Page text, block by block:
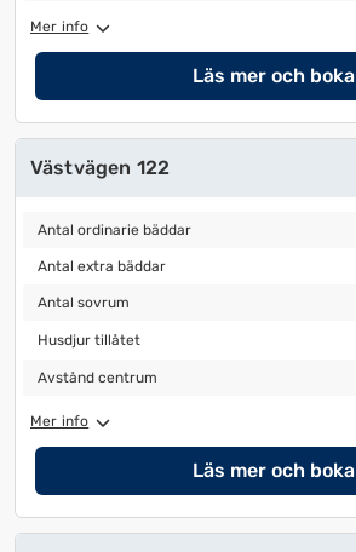
Mer info
Läs mer och boka
Västvägen 122
Antal ordinarie bäddar
Antal ordinarie bäddar
Antal extra bäddar
Antal extra bäddar
Antal sovrum
Antal sovrum
Husdjur tillåtet
Husdjur tillåtet
Avstånd centrum
Avstånd centrum
Mer info
Läs mer och boka